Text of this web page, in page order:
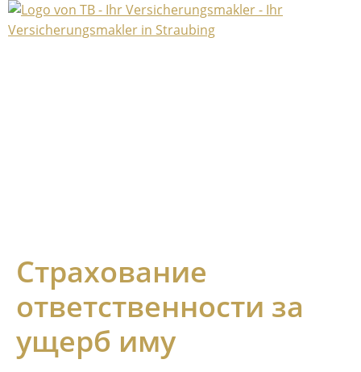
Страхование
ответственности за
ущерб иму